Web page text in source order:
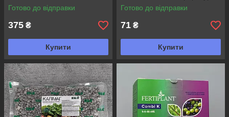
Готово до відправки
375 ₴
Купити
Готово до відправки
71 ₴
Купити